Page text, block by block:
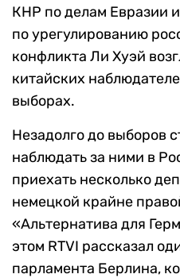
КНР по делам Евразии
по урегулированию
конфликта Ли Хуэй
китайских
выборах.
Незадолго до выборов
наблюдать за ними в
приехать несколько
немецкой крайне
«Альтернатива для
этом RTVI рассказал
парламента Берлина,